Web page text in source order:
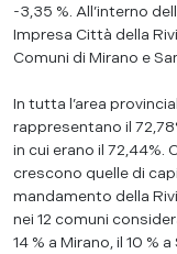
-3,35 %. All’interno
Impresa Città della
Comuni di Mirano e
In tutta l’area
rappresentano il
in cui erano il 72,44%.
crescono quelle di
mandamento della
nei 12 comuni
14 % a Mirano, il 10 %